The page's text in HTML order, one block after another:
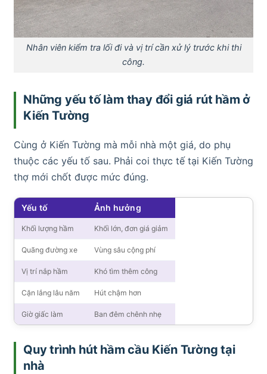
Nhân viên kiểm tra lối đi và vị trí cần xử lý trước khi thi
công.
Những yếu tố làm thay đổi giá rút hầm ở
Kiến Tường
Cùng ở Kiến Tường mà mỗi nhà một giá, do phụ
thuộc các yếu tố sau. Phải coi thực tế tại Kiến Tường
thợ mới chốt được mức đúng.
Yếu tố Ảnh hưởng
Khối lượng hầm Khối lớn, đơn giá giảm
Quãng đường xe Vùng sâu cộng phí
Vị trí nắp hầm Khó tìm thêm công
Cặn lắng lâu năm Hút chậm hơn
Giờ giấc làm Ban đêm chênh nhẹ
Quy trình hút hầm cầu Kiến Tường tại
nhà